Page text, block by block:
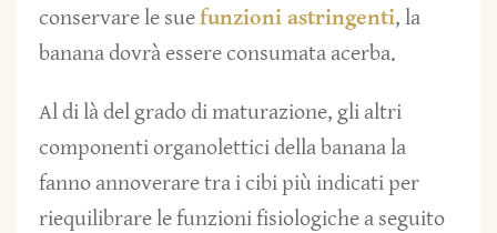
conservare le suefunzioni astringenti, la
banana dovrà essere consumata acerba.
Al di là del grado di maturazione, gli altri
componenti organolettici della banana la
fanno annoverare tra i cibi più indicati per
riequilibrare le funzioni fisiologiche a seguito